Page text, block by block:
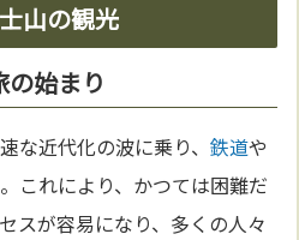
山の観光
始まり
な近代化の波に乗り、鉄道や
これにより、かつては困難だ
スが容易になり、多くの人々